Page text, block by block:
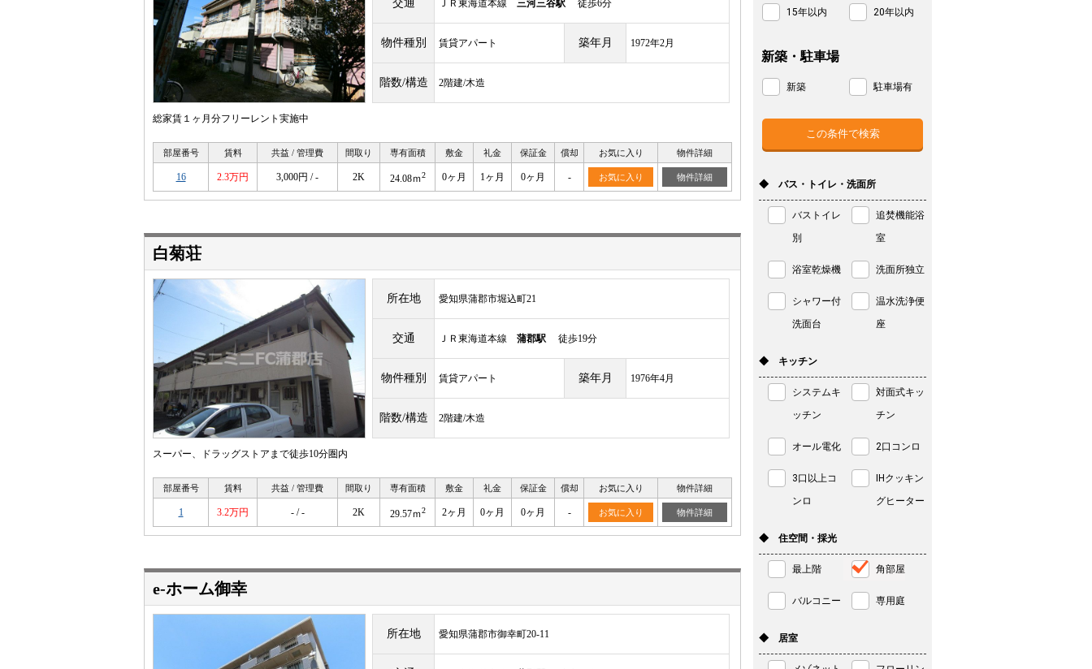
交通 ＪＲ東海道本線 三河三谷駅 徒歩6分
物件種別 賃貸アパート 築年月 1972年2月
階数/構造 2階建/木造
総家賃１ヶ月分フリーレント実施中
部屋番号 賃料 共益 / 管理費 間取り 専有面積 敷金 礼金 保証金 償却 お気に入り 物件詳細
16 2.3万円 3,000円 / - 2K 24.08ｍ2 0ヶ月 1ヶ月 0ヶ月 - お気に入り 物件詳細
白菊荘
所在地 愛知県蒲郡市堀込町21
交通 ＪＲ東海道本線 蒲郡駅 徒歩19分
物件種別 賃貸アパート 築年月 1976年4月
階数/構造 2階建/木造
スーパー、ドラッグストアまで徒歩10分圏内
部屋番号 賃料 共益 / 管理費 間取り 専有面積 敷金 礼金 保証金 償却 お気に入り 物件詳細
1 3.2万円 - / - 2K 29.57ｍ2 2ヶ月 0ヶ月 0ヶ月 - お気に入り 物件詳細
e-ホーム御幸
所在地 愛知県蒲郡市御幸町20-11
15年以内 20年以内
新築・駐車場
新築 駐車場有
◆ バス・トイレ・洗面所
バストイレ
別
追焚機能浴
室
浴室乾燥機 洗面所独立
シャワー付
洗面台
温水洗浄便
座
◆ キッチン
システムキ
ッチン
対面式キッ
チン
オール電化 2口コンロ
3口以上コ
ンロ
IHクッキン
グヒーター
◆ 住空間・採光
最上階 角部屋
バルコニー 専用庭
◆ 居室